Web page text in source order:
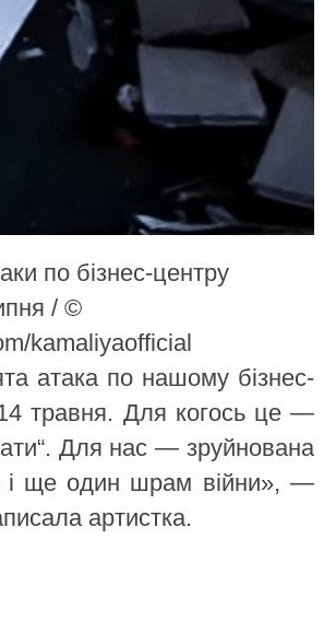
по бізнес-центру
/ ©
kamaliyaofficial
атака по нашому бізнес-
травня. Для когось це —
Для нас — зруйнована
і ще один шрам війни», —
артистка.